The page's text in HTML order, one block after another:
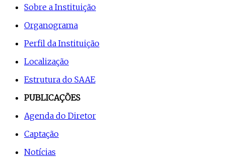
Sobre a Instituição
Organograma
Perfil da Instituição
Localização
Estrutura do SAAE
PUBLICAÇÕES
Agenda do Diretor
Captação
Notícias